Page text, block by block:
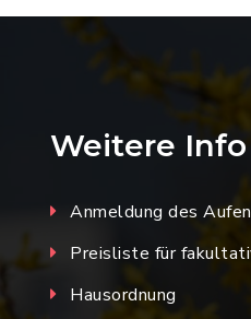
Weitere Info
Anmeldung des
Preisliste für
Hausordnung